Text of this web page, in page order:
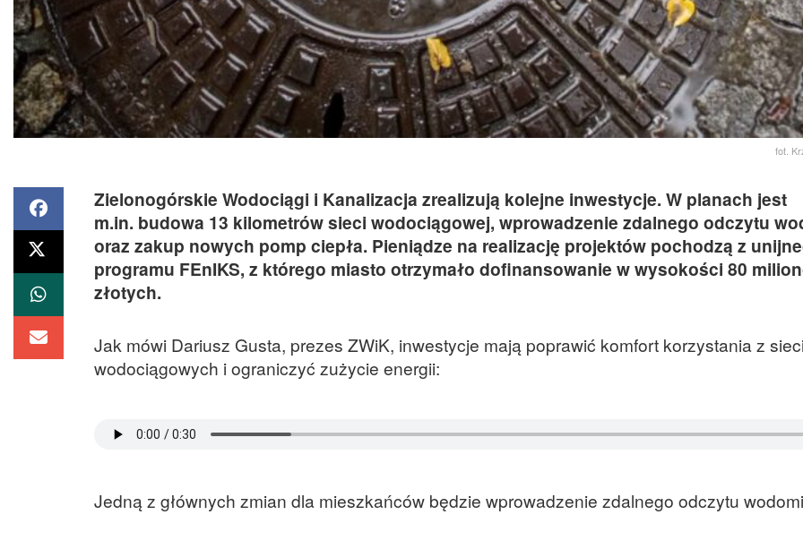
fot.
Zielonogórskie Wodociągi i Kanalizacja zrealizują kolejne inwestycje. W planach jest
m.in. budowa 13 kilometrów sieci wodociągowej, wprowadzenie zdalnego odczytu
oraz zakup nowych pomp ciepła. Pieniądze na realizację projektów pochodzą z
programu FEnIKS, z którego miasto otrzymało dofinansowanie w wysokości 80
złotych.
Jak mówi Dariusz Gusta, prezes ZWiK, inwestycje mają poprawić komfort korzystania z
wodociągowych i ograniczyć zużycie energii:
Jedną z głównych zmian dla mieszkańców będzie wprowadzenie zdalnego odczytu